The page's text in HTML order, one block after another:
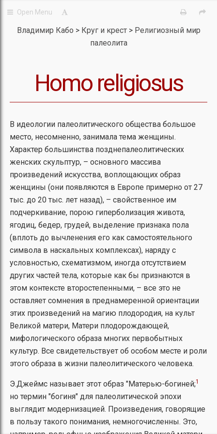
Владимир Кабо Круг и крест
Религиозный мир
палеолита
Homo religiosus
В идеологии палеолитического общества большое
место, несомненно, занимала тема женщины.
Характер большинства позднепалеолитических
женских скульптур, – основного массива
произведений искусства, воплощающих образ
женщины (они появляются в Европе примерно от 27
тыс. до 20 тыс. лет назад), – свойственное им
подчеркивание, порою гиперболизация живота,
ягодиц, бедер, грудей, выделение признака пола
(вплоть до вычленения его как самостоятельного
символа в наскальных комплексах), наряду с
условностью, схематизмом, иногда отсутствием
других частей тела, которые как бы признаются в
этом контексте второстепенными, – все это не
оставляет сомнения в преднамеренной ориентации
этих произведений на магию плодородия, на культ
Великой матери, Матери плодорождающей,
мифологического образа многих первобытных
культур. Все свидетельствует об особом месте и роли
этого образа в жизни палеолитического человека.
Э.Джеймс называет этот образ "Матерью-богиней;1
но термин "богиня" для палеолитической эпохи
выглядит модернизацией. Произведения, говорящие
в пользу такого понимания, немногочисленны. Это,